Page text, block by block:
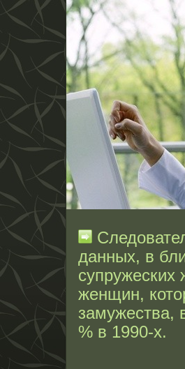
данных, в
супружеских
женщин,
замужества,
% в 1990-х.